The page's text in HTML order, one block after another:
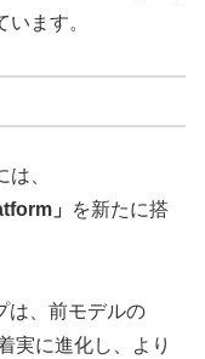
ます。
、
」
を新たに搭
は、前モデルの
実に進化し、より